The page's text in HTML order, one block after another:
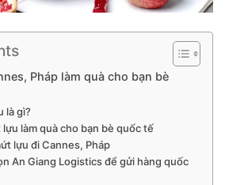
Pháp làm quà cho bạn bè
là gì?
lựu làm quà cho bạn bè quốc tế
lựu đi Cannes, Pháp
An Giang Logistics để gửi hàng quốc